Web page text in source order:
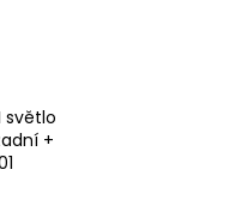
světlo
+